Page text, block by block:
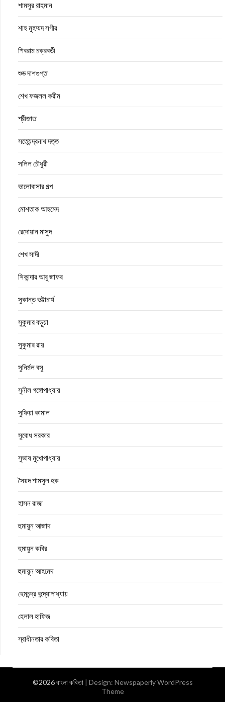
শামসুর রাহমান
শাহ মুহম্মদ সগীর
শিবরাম চক্রবর্তী
শুভ দাশগুপ্ত
শেখ ফজলল করীম
শ্রীজাত
সত্যেন্দ্রনাথ দত্ত
সলিল চৌধুরী
ভালোবাসার গল্প
মোশতাক আহমেদ
রেদোয়ান মাসুদ
শেখ সাদী
সিকান্দার আবু জাফর
সুকান্ত ভট্টাচার্য
সুকুমার বড়ুয়া
সুকুমার রায়
সুনির্মল বসু
সুনীল গঙ্গোপাধ্যায়
সুফিয়া কামাল
সুবোধ সরকার
সুভাষ মুখোপাধ্যায়
সৈয়দ শামসুল হক
হাসন রাজা
হুমায়ুন আজাদ
হুমায়ুন কবির
হুমায়ূন আহমেদ
হেমচন্দ্র বন্দ্যোপাধ্যায়
হেলাল হাফিজ
স্বাধীনতার কবিতা
©2026 বাংলা কবিতা | Design: Newspaperly WordPress
Theme